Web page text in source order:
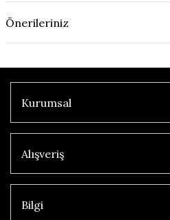
Önerileriniz
Kurumsal
Alışveriş
Bilgi